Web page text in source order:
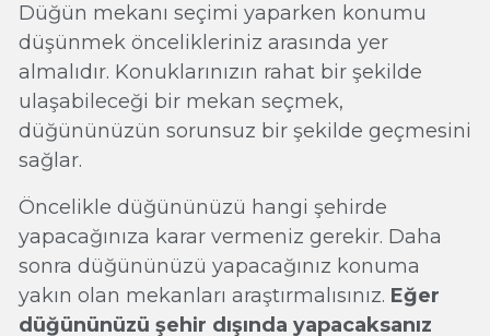
Düğün mekanı seçimi yaparken konumu
düşünmek öncelikleriniz arasında yer
almalıdır. Konuklarınızın rahat bir şekilde
ulaşabileceği bir mekan seçmek,
düğününüzün sorunsuz bir şekilde geçmesini
sağlar.
Öncelikle düğününüzü hangi şehirde
yapacağınıza karar vermeniz gerekir. Daha
sonra düğününüzü yapacağınız konuma
yakın olan mekanları araştırmalısınız. Eğer
düğününüzü şehir dışında yapacaksanız